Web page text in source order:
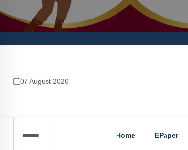
07 August 2026
Home EPaper